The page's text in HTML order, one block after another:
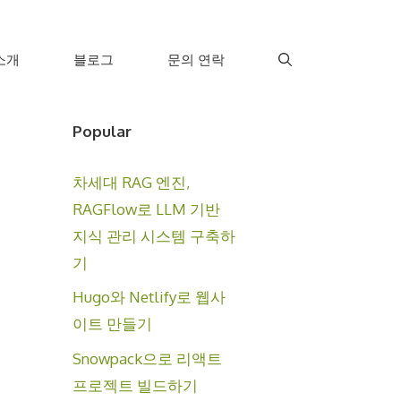
개 블로그 문의 연락
Popular
차세대 RAG 엔진,
RAGFlow로 LLM 기반
지식 관리 시스템 구축하
기
Hugo와 Netlify로 웹사
이트 만들기
Snowpack으로 리액트
프로젝트 빌드하기